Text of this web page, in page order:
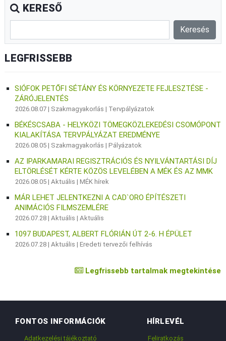
KERESŐ
LEGFRISSEBB
SIÓFOK PETŐFI SÉTÁNY ÉS KÖRNYEZETE FEJLESZTÉSE -
ZÁRÓJELENTÉS
2026.08.07 | Szakmagyakorlás | Tervpályázatok
BÉKÉSCSABA - HELYKÖZI TÖMEGKÖZLEKEDÉSI CSOMÓPONT
KIALAKÍTÁSA TERVPÁLYÁZAT EREDMÉNYE
2026.08.05 | Szakmagyakorlás |Pályázatok
AZ IPARKAMARAI REGISZTRÁCIÓS ÉS NYILVÁNTARTÁSI DÍJ
ELTÖRLÉSÉT KÉRTE KÖZÖS LEVELÉBEN A MÉK ÉS AZ MMK
2026.08.05 |Aktuális |MÉK hírek
MÁR LEHET JELENTKEZNI A CAD`ORO ÉPÍTÉSZETI
ANIMÁCIÓS FILMSZEMLÉRE
2026.07.28 |Aktuális |Aktuális
1097 BUDAPEST, ALBERT FLÓRIÁN ÚT 2-6. H ÉPÜLET
2026.07.28 |Aktuális |Eredeti tervezői felhívás
Legfrissebb tartalmak megtekintése
FONTOS INFORMÁCIÓK
Adatkezelési tájékoztató
HÍRLEVÉL
Feliratkozás